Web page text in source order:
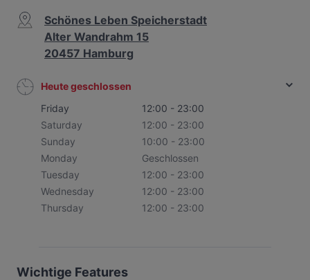
Schönes Leben Speicherstadt
Alter Wandrahm 15
20457 Hamburg
Heute geschlossen
Friday
12:00 - 23:00
Saturday
12:00 - 23:00
Sunday
10:00 - 23:00
Monday
Geschlossen
Tuesday
12:00 - 23:00
Wednesday
12:00 - 23:00
Thursday
12:00 - 23:00
Wichtige Features